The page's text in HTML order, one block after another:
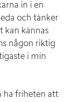
in i en
och tänker
kan kännas
någon riktig
i min
ha friheten att